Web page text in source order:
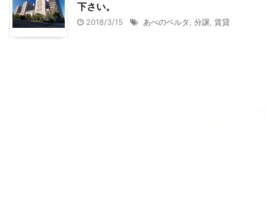
下さい。
2018/3/15 あべのベルタ 分譲 賃貸